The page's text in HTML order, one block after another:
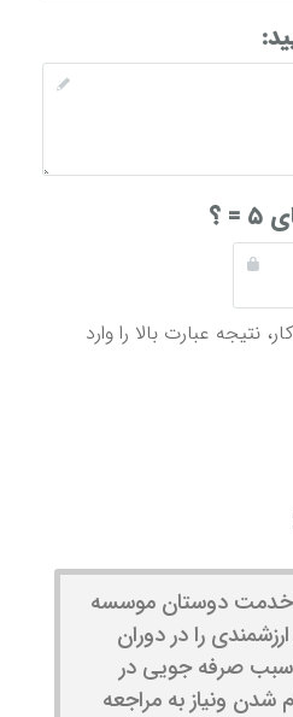
نتیجه عبارت بالا را وارد
خدمت دوستان موسسه
را در دوران
سبب صرفه جویی در
ونیاز به مراجعه